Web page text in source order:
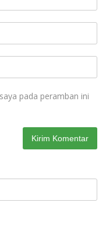
pada peramban ini